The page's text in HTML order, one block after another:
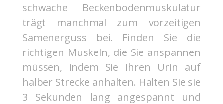
schwache Beckenbodenmuskulatur
trägt manchmal zum vorzeitigen
Samenerguss bei. Finden Sie die
richtigen Muskeln, die Sie anspannen
müssen, indem Sie Ihren Urin auf
halber Strecke anhalten. Halten Sie sie
3 Sekunden lang angespannt und